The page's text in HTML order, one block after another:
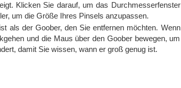
Klicken Sie darauf, um das Durchmesserfenster
um die Größe Ihres Pinsels anzupassen.
als der Goober, den Sie entfernen möchten. Wenn
und die Maus über den Goober bewegen, um
damit Sie wissen, wann er groß genug ist.